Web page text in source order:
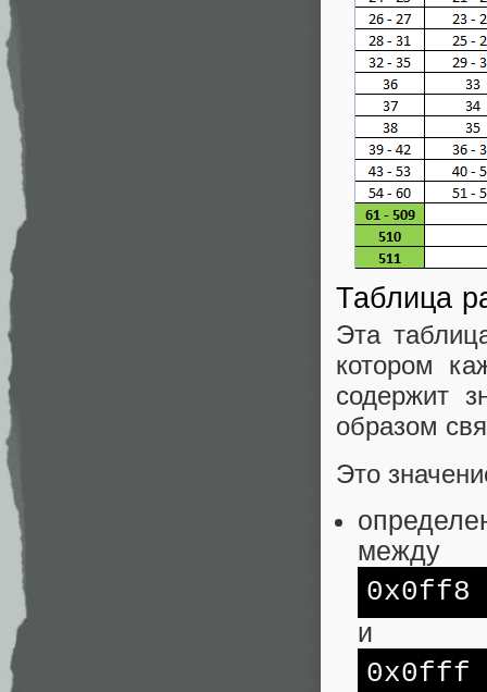
Таблица
Эта
котором
содержит
образом
Это
между
0x0ff8
и
0x0fff